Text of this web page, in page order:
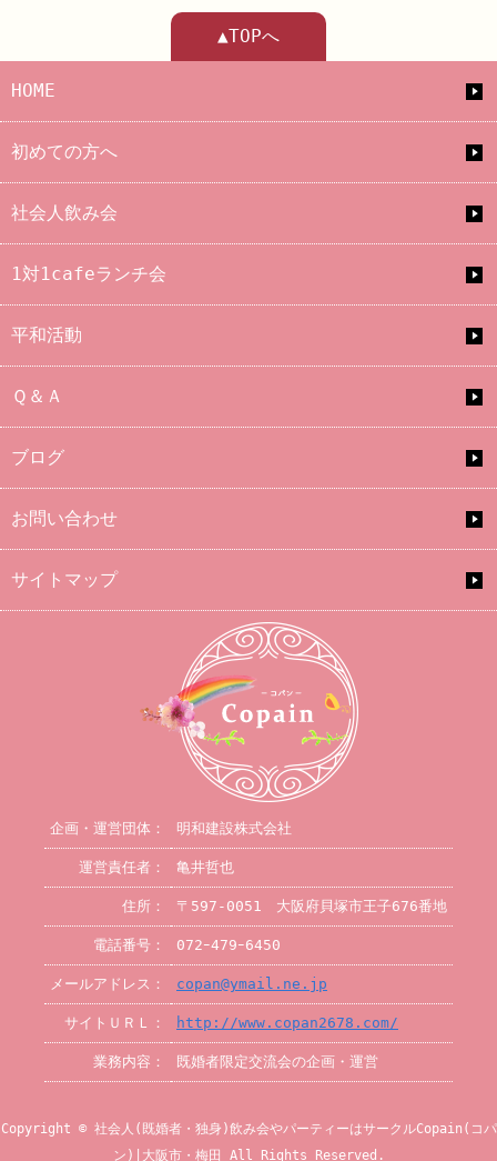
▲TOPへ
HOME
初めての方へ
社会人飲み会
1対1cafeランチ会
平和活動
Ｑ＆Ａ
ブログ
お問い合わせ
サイトマップ
企画・運営団体： 明和建設株式会社
運営責任者： 亀井哲也
住所： 〒597-0051 大阪府貝塚市王子676番地
電話番号： 072ｰ479ｰ6450
メールアドレス： copan@ymail.ne.jp
サイトＵＲＬ： http://www.copan2678.com/
業務内容： 既婚者限定交流会の企画・運営
Copyright © 社会人(既婚者・独身)飲み会やパーティーはサークルCopain(コパ
ン)|大阪市・梅田 All Rights Reserved.